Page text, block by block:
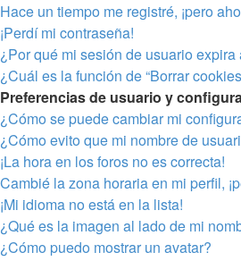
Hace un tiempo me registré, ¡pero
¡Perdí mi contraseña!
¿Por qué mi sesión de usuario expira
¿Cuál es la función de “Borrar
Preferencias de usuario y
¿Cómo se puede cambiar mi
¿Cómo evito que mi nombre de
¡La hora en los foros no es correcta!
Cambié la zona horaria en mi perfil,
¡Mi idioma no está en la lista!
¿Qué es la imagen al lado de mi
¿Cómo puedo mostrar un avatar?